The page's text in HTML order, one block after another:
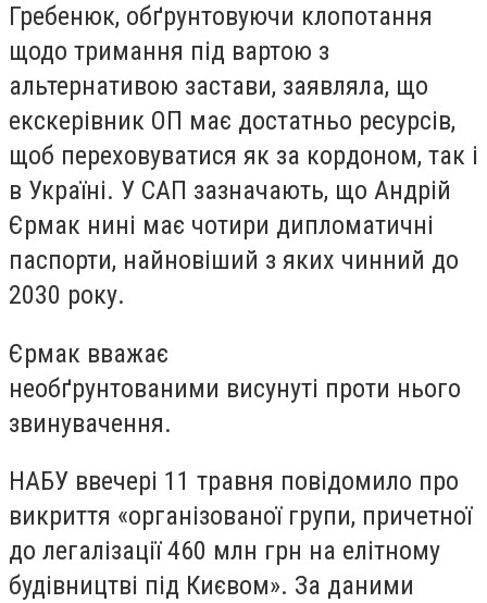
Гребенюк, обґрунтовуючи клопотання
щодо тримання під вартою з
альтернативою застави, заявляла, що
екскерівник ОП має достатньо ресурсів,
щоб переховуватися як за кордоном, так і
в Україні. У САП зазначають, що Андрій
Єрмак нині має чотири дипломатичні
паспорти, найновіший з яких чинний до
2030 року.
Єрмак вважає
необґрунтованими висунуті проти нього
звинувачення.
НАБУ ввечері 11 травня повідомило про
викриття «організованої групи, причетної
до легалізації 460 млн грн на елітному
будівництві під Києвом». За даними